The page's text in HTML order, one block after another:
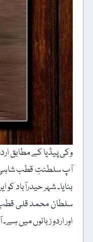
وکی پیڈیا کے مطابق اردو کے
آپ سلطنتِ قطب شاہی
بنایا۔ شہر حیدرآباد کو
سلطان محمد قلی قطب
اور اردو زبانوں میں